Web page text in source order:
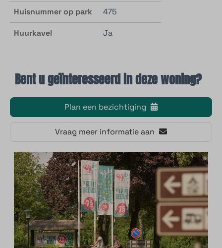
Huisnummer op park 475
Huurkavel Ja
Bent u geïnteresseerd in deze woning?
Plan een bezichtiging
Vraag meer informatie aan